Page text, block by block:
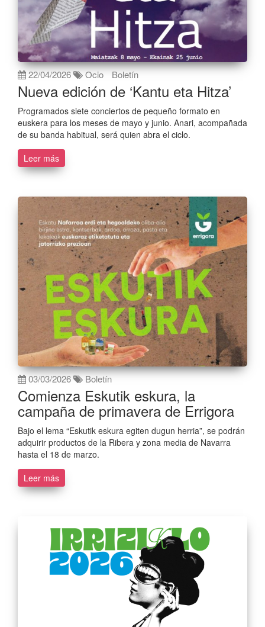
22/04/2026 Ocio Boletín
Nueva edición de ‘Kantu eta Hitza’
Programados siete conciertos de pequeño formato en
euskera para los meses de mayo y junio. Anari, acompañada
de su banda habitual, será quien abra el ciclo.
Leer más
03/03/2026 Boletín
Comienza Eskutik eskura, la
campaña de primavera de Errigora
Bajo el lema “Eskutik eskura egiten dugun herria”, se podrán
adquirir productos de la Ribera y zona media de Navarra
hasta el 18 de marzo.
Leer más